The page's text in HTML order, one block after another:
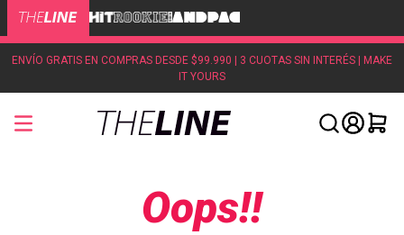
ENVÍO GRATIS EN COMPRAS DESDE $99.990 | 3 CUOTAS SIN INTERÉS | MAKE
IT YOURS
Oops!!